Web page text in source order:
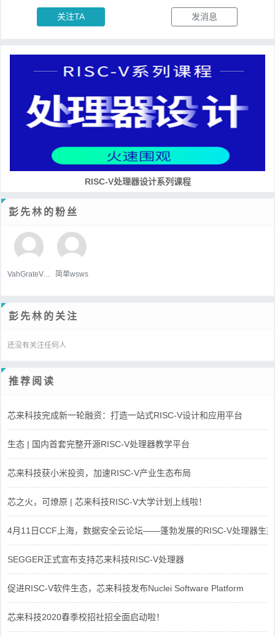
关注TA 发消息
RISC-V处理器设计系列课程
彭先林的粉丝
VahGrateVek 简单wsws
彭先林的关注
还没有关注任何人
推荐阅读
芯来科技完成新一轮融资：打造一站式RISC-V设计和应用平台
生态 | 国内首套完整开源RISC-V处理器教学平台
芯来科技获小米投资，加速RISC-V产业生态布局
芯之火，可燎原 | 芯来科技RISC-V大学计划上线啦！
4月11日CCF上海，数据安全云论坛——蓬勃发展的RISC-V处理器生态
SEGGER正式宣布支持芯来科技RISC-V处理器
促进RISC-V软件生态，芯来科技发布Nuclei Software Platform
芯来科技2020春季校招社招全面启动啦！